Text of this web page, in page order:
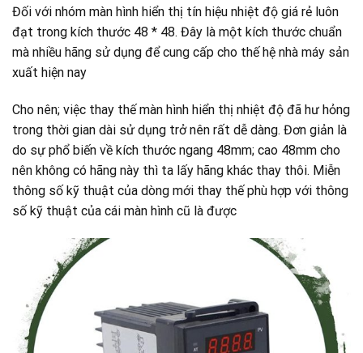
Đối với nhóm màn hình hiển thị tín hiệu nhiệt độ giá rẻ luôn
đạt trong kích thước 48 * 48. Đây là một kích thước chuẩn
mà nhiều hãng sử dụng để cung cấp cho thế hệ nhà máy sản
xuất hiện nay
Cho nên; việc thay thế màn hình hiển thị nhiệt độ đã hư hỏng
trong thời gian dài sử dụng trở nên rất dễ dàng. Đơn giản là
do sự phổ biến về kích thước ngang 48mm; cao 48mm cho
nên không có hãng này thì ta lấy hãng khác thay thôi. Miễn
thông số kỹ thuật của dòng mới thay thế phù hợp với thông
số kỹ thuật của cái màn hình cũ là được